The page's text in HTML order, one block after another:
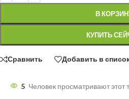
В
КУПИТЬ
Сравнить Добавить в
5 Человек просматривают этот